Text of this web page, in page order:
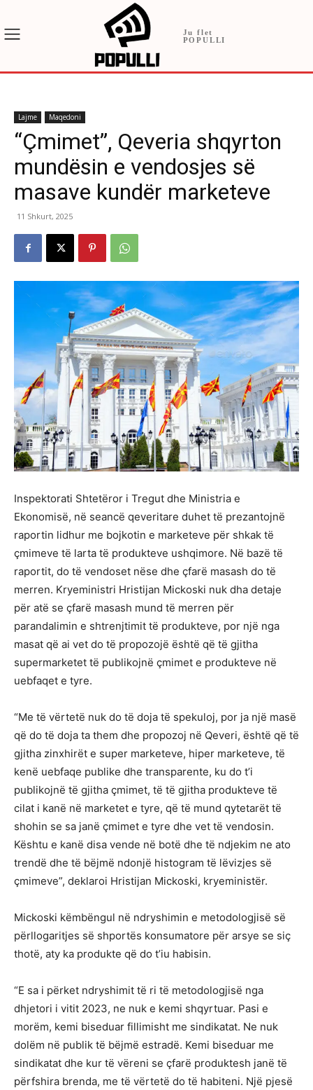
Ju flet
POPULLI
Lajme Maqedoni
“Çmimet”, Qeveria shqyrton
mundësin e vendosjes së
masave kundër marketeve
11 Shkurt, 2025
Inspektorati Shtetëror i Tregut dhe Ministria e
Ekonomisë, në seancë qeveritare duhet të prezantojnë
raportin lidhur me bojkotin e marketeve për shkak të
çmimeve të larta të produkteve ushqimore. Në bazë të
raportit, do të vendoset nëse dhe çfarë masash do të
merren. Kryeministri Hristijan Mickoski nuk dha detaje
për atë se çfarë masash mund të merren për
parandalimin e shtrenjtimit të produkteve, por një nga
masat që ai vet do të propozojë është që të gjitha
supermarketet të publikojnë çmimet e produkteve në
uebfaqet e tyre.
“Me të vërtetë nuk do të doja të spekuloj, por ja një masë
që do të doja ta them dhe propozoj në Qeveri, është që të
gjitha zinxhirët e super marketeve, hiper marketeve, të
kenë uebfaqe publike dhe transparente, ku do t’i
publikojnë të gjitha çmimet, të të gjitha produkteve të
cilat i kanë në marketet e tyre, që të mund qytetarët të
shohin se sa janë çmimet e tyre dhe vet të vendosin.
Kështu e kanë disa vende në botë dhe të ndjekim ne ato
trendë dhe të bëjmë ndonjë histogram të lëvizjes së
çmimeve”, deklaroi Hristijan Mickoski, kryeministër.
Mickoski këmbëngul në ndryshimin e metodologjisë së
përllogaritjes së shportës konsumatore për arsye se siç
thotë, aty ka produkte që do t’iu habisin.
“E sa i përket ndryshimit të ri të metodologjisë nga
dhjetori i vitit 2023, ne nuk e kemi shqyrtuar. Pasi e
morëm, kemi biseduar fillimisht me sindikatat. Ne nuk
dolëm në publik të bëjmë estradë. Kemi biseduar me
sindikatat dhe kur të vëreni se çfarë produktesh janë të
përfshira brenda, me të vërtetë do të habiteni. Një pjesë